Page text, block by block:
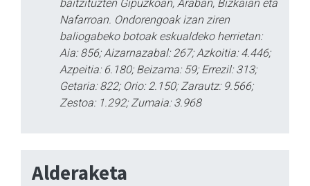
baitzituzten Gipuzkoan, Araban, Bizkaian eta
Nafarroan. Ondorengoak izan ziren
baliogabeko botoak eskualdeko herrietan:
Aia: 856; Aizarnazabal: 267; Azkoitia: 4.446;
Azpeitia: 6.180; Beizama: 59; Errezil: 313;
Getaria: 822; Orio: 2.150; Zarautz: 9.566;
Zestoa: 1.292; Zumaia: 3.968
Alderaketa